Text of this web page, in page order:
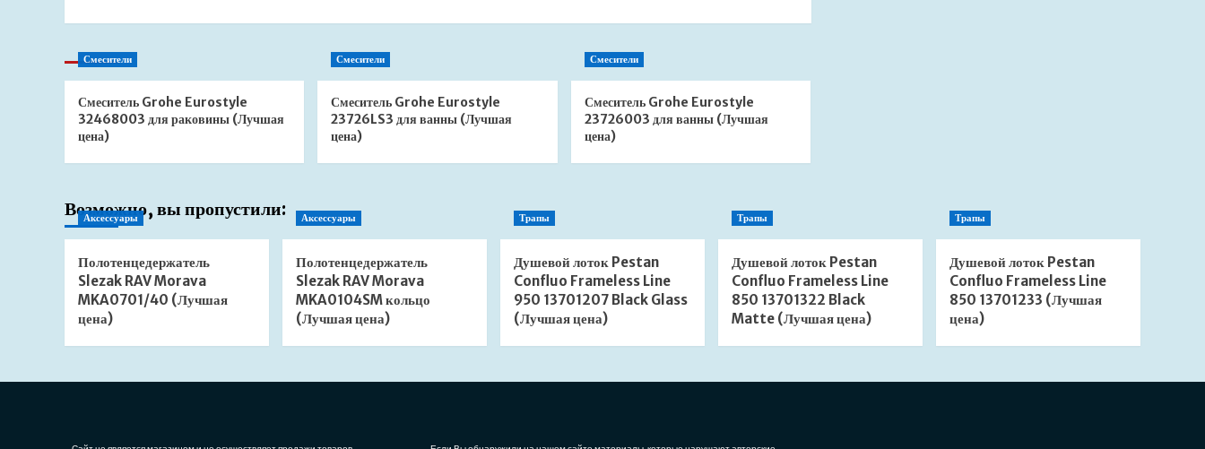
Смесители
Смеситель Grohe Eurostyle
32468003 для раковины (Лучшая
цена)
Смесители
Смеситель Grohe Eurostyle
23726LS3 для ванны (Лучшая
цена)
Смесители
Смеситель Grohe Eurostyle
23726003 для ванны (Лучшая
цена)
Возможно, вы пропустили:
Аксессуары
Полотенцедержатель
Slezak RAV Morava
MKA0701/40 (Лучшая
цена)
Аксессуары
Полотенцедержатель
Slezak RAV Morava
MKA0104SM кольцо
(Лучшая цена)
Трапы
Душевой лоток Pestan
Confluo Frameless Line
950 13701207 Black Glass
(Лучшая цена)
Трапы
Душевой лоток Pestan
Confluo Frameless Line
850 13701322 Black
Matte (Лучшая цена)
Трапы
Душевой лоток Pestan
Confluo Frameless Line
850 13701233 (Лучшая
цена)